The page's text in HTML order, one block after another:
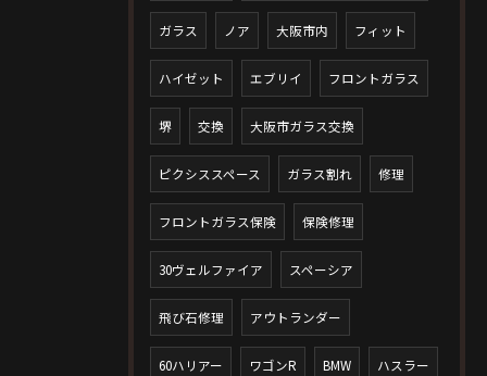
ガラス ノア 大阪市内 フィット
ハイゼット エブリイ フロントガラス
堺 交換 大阪市ガラス交換
ピクシススペース ガラス割れ 修理
フロントガラス保険 保険修理
30ヴェルファイア スペーシア
飛び石修理 アウトランダー
60ハリアー ワゴンR BMW ハスラー